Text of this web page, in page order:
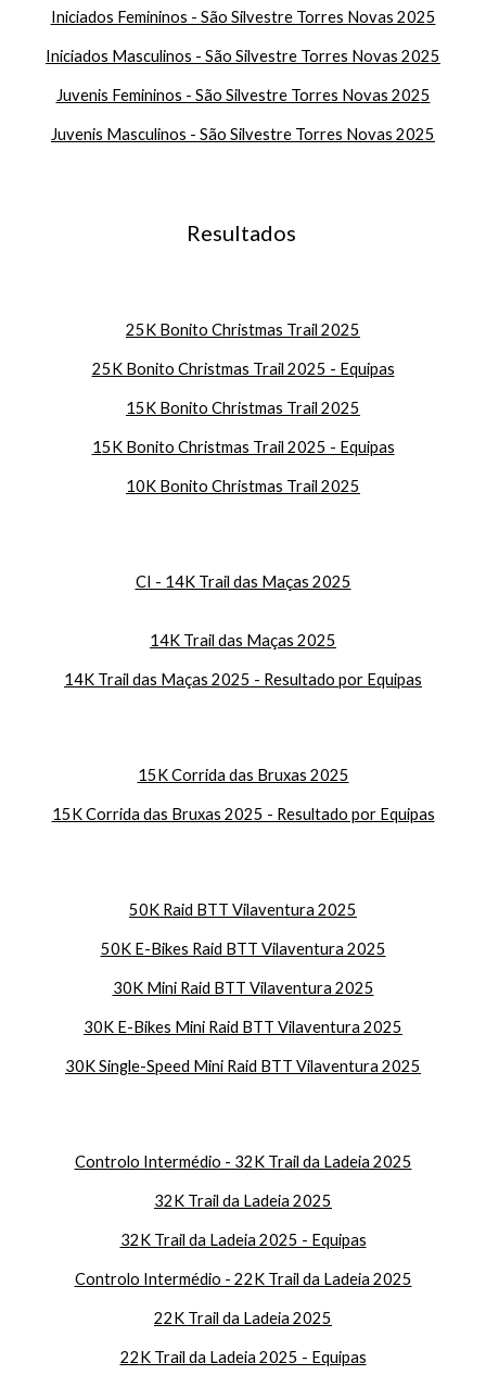
Iniciados Femininos - São Silvestre Torres Novas 2025
Iniciados Masculinos - São Silvestre Torres Novas 2025
Juvenis Femininos - São Silvestre Torres Novas 2025
Juvenis Masculinos - São Silvestre Torres Novas 2025
Resultados
25K Bonito Christmas Trail 2025
25K Bonito Christmas Trail 2025 - Equipas
15K Bonito Christmas Trail 2025
15K Bonito Christmas Trail 2025 - Equipas
10K Bonito Christmas Trail 2025
CI - 14K Trail das Maças 2025
14K Trail das Maças 2025
14K Trail das Maças 2025 - Resultado por Equipas
15K Corrida das Bruxas 2025
15K Corrida das Bruxas 2025 - Resultado por Equipas
50K Raid BTT Vilaventura 2025
50K E-Bikes Raid BTT Vilaventura 2025
30K Mini Raid BTT Vilaventura 2025
30K E-Bikes Mini Raid BTT Vilaventura 2025
30K Single-Speed Mini Raid BTT Vilaventura 2025
Controlo Intermédio - 32K Trail da Ladeia 2025
32K Trail da Ladeia 2025
32K Trail da Ladeia 2025 - Equipas
Controlo Intermédio - 22K Trail da Ladeia 2025
22K Trail da Ladeia 2025
22K Trail da Ladeia 2025 - Equipas